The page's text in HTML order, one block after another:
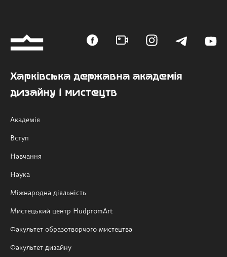
Харківська державна академія
дизайну і мистецтв
Академія
Вступ
Навчання
Наука
Міжнародна діяльність
Мистецький центр HudpromArt
Факультет образотворчого мистецтва
Факультет дизайну